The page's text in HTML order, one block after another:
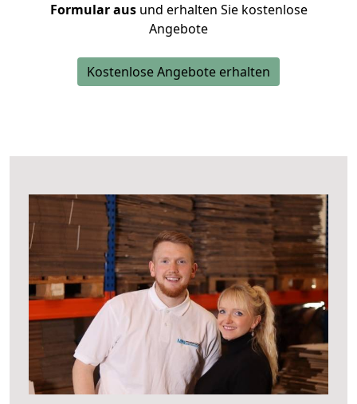
Formular ausund erhalten Sie kostenlose
Angebote
Kostenlose Angebote erhalten